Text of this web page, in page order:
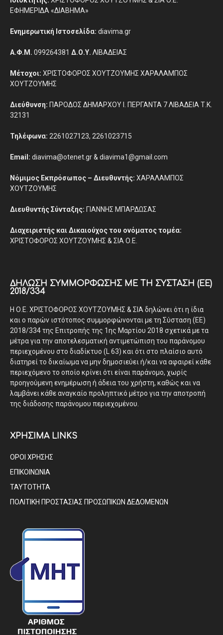
ΕΦΗΜΕΡΙΔΑ «ΔΙΑΒΗΜΑ»
Ενημερωτική Ιστοσελίδα: diavima.gr
Α.Φ.Μ. 099264381 Δ.Ο.Υ. ΛΙΒΑΔΕΙΑΣ
Μέτοχοι: ΧΡΙΣΤΟΦΟΡΟΣ ΧΟΥΤΖΟΥΜΗΣ ΧΑΡΑΛΑΜΠΟΣ
ΧΟΥΤΖΟΥΜΗΣ
Διεύθυνση: ΠΑΡΟΔΟΣ ΔΗΜΑΡΧΟΥ Ι. ΠΕΡΓΑΝΤΑ 7 ΛΙΒΑΔΕΙΑ Τ.Κ.
32131
Τηλέφωνα: 2261027123, 2261023715
Email: diavima@otenet.gr & diavima1@gmail.com
Νόμιμος Εκπρόσωπος – Διευθυντής: ΧΑΡΑΛΑΜΠΟΣ
ΧΟΥΤΖΟΥΜΗΣ
Διευθυντής Σύνταξης: ΓΙΑΝΝΗΣ ΜΠΑΡΔΩΣΑΣ
Διαχειριστής και Δικαιούχος του ονόματος τομέα:
ΧΡΙΣΤΟΦΟΡΟΣ ΧΟΥΤΖΟΥΜΗΣ & ΣΙΑ Ο.Ε.
ΔΉΛΩΣΗ ΣΥΜΜΌΡΦΩΣΗΣ ΜΕ ΤΗ ΣΎΣΤΑΣΗ (ΕΕ)
2018/334
Η Ο.Ε. ΧΡΙΣΤΟΦΟΡΟΣ ΧΟΥΤΖΟΥΜΗΣ & ΣΙΑ δηλώνει ότι η ίδια
και ο παρών ιστότοπος συμμορφώνονται με τη Σύσταση (ΕΕ)
2018/334 της Επιτροπής της 1ης Μαρτίου 2018 σχετικά με τα
μέτρα για την αποτελεσματική αντιμετώπιση του παράνομου
περιεχομένου στο διαδίκτυο (L 63) και ότι στο πλαίσιο αυτό
διατηρεί το δικαίωμα να μην δημοσιεύει ή/και να αφαιρεί κάθε
περιεχόμενο το οποίο κρίνει ότι είναι παράνομο, χωρίς
προηγούμενη ενημέρωση ή άδεια του χρήστη, καθώς και να
λαμβάνει κάθε αναγκαίο προληπτικό μέτρο για την αποτροπή
της διάδοσης παράνομου περιεχομένου.
ΧΡΗΣΙΜΑ LINKS
ΟΡΟΙ ΧΡΗΣΗΣ
ΕΠΙΚΟΙΝΩΝΙΑ
ΤΑΥΤΟΤΗΤΑ
ΠΟΛΙΤΙΚΗ ΠΡΟΣΤΑΣΙΑΣ ΠΡΟΣΩΠΙΚΩΝ ΔΕΔΟΜΕΝΩΝ